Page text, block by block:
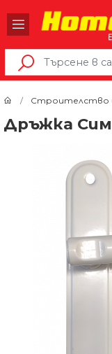
Строителство
Дръжка